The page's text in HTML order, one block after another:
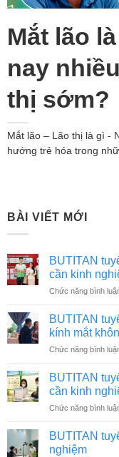
Mắt lão
nay
thị sớm?
Mắt lão – Lão thị là gì -
hướng trẻ hóa trong
BÀI VIẾT MỚI
BUTITAN
cần kinh
Chức năng bình
BUTITAN
kính mắt
Chức năng bình
BUTITAN
cần kinh
Chức năng bình
BUTITAN
nghiệm